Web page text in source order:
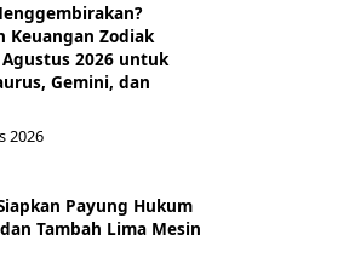
Keuangan Zodiak
Agustus 2026 untuk
Gemini, dan
2026
Payung Hukum
Tambah Lima Mesin